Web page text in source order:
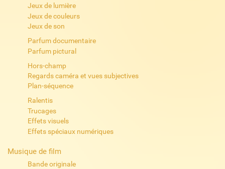
Jeux de lumière
Jeux de couleurs
Jeux de son
Parfum documentaire
Parfum pictural
Hors-champ
Regards caméra et vues subjectives
Plan-séquence
Ralentis
Trucages
Effets visuels
Effets spéciaux numériques
Musique de film
Bande originale